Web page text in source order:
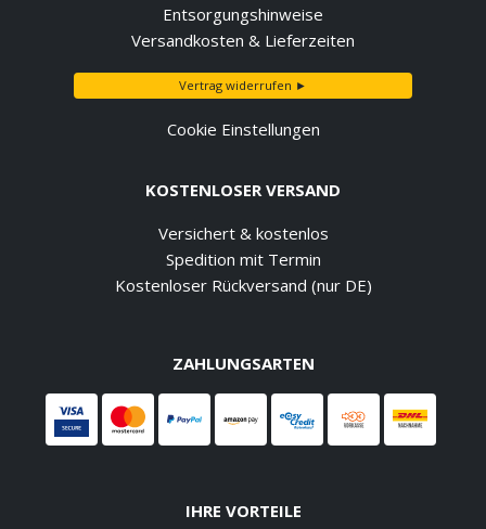
Entsorgungshinweise
Versandkosten & Lieferzeiten
Vertrag widerrufen ►
Cookie Einstellungen
KOSTENLOSER VERSAND
Versichert & kostenlos
Spedition mit Termin
Kostenloser Rückversand (nur DE)
ZAHLUNGSARTEN
IHRE VORTEILE